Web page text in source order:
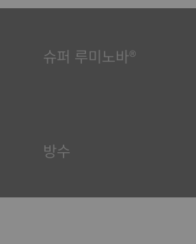
슈퍼 루미노바®
방수